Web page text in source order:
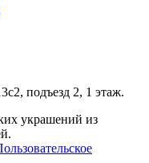
подъезд 2, 1 этаж.
украшений из